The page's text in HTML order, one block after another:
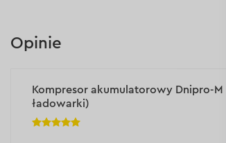
Opinie
Kompresor akumulatorowy Dnipro-
ładowarki)